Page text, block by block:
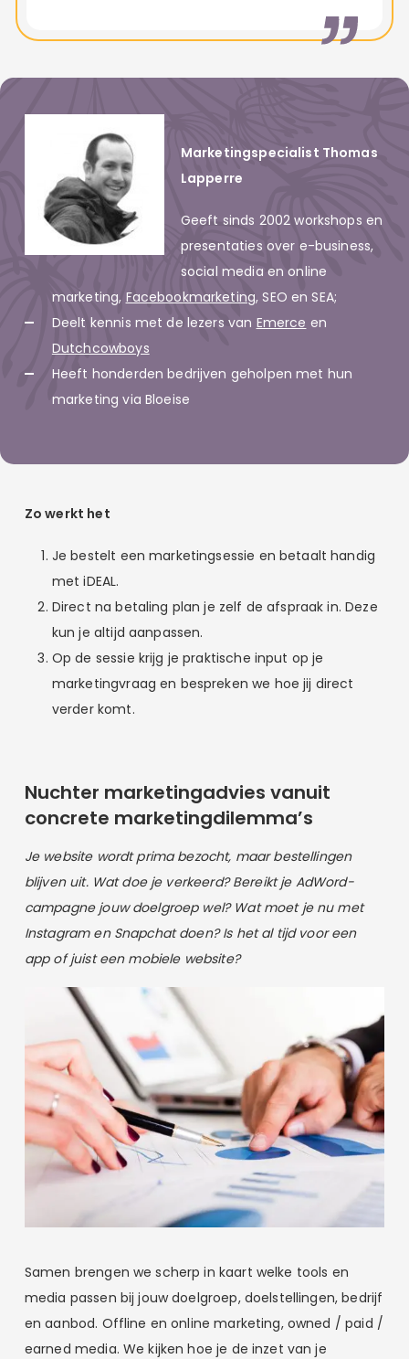
Marketingspecialist Thomas
Lapperre
Geeft sinds 2002 workshops en
presentaties over e-business,
social media en online
marketing, Facebookmarketing, SEO en SEA;
Deelt kennis met de lezers van Emerce en
Dutchcowboys
Heeft honderden bedrijven geholpen met hun
marketing via Bloeise
Zo werkt het
Je bestelt een marketingsessie en betaalt handig
met iDEAL.
Direct na betaling plan je zelf de afspraak in. Deze
kun je altijd aanpassen.
Op de sessie krijg je praktische input op je
marketingvraag en bespreken we hoe jij direct
verder komt.
Nuchter marketingadvies vanuit
concrete marketingdilemma’s
Je website wordt prima bezocht, maar bestellingen
blijven uit. Wat doe je verkeerd? Bereikt je AdWord-
campagne jouw doelgroep wel? Wat moet je nu met
Instagram en Snapchat doen? Is het al tijd voor een
app of juist een mobiele website?
Samen brengen we scherp in kaart welke tools en
media passen bij jouw doelgroep, doelstellingen, bedrijf
en aanbod. Offline en online marketing, owned / paid /
earned media. We kijken hoe je de inzet van je